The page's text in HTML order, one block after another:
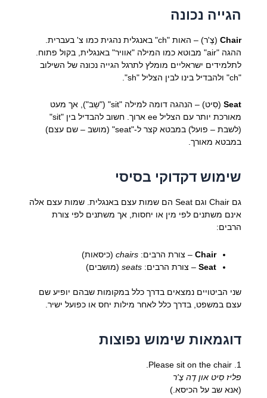
הגייה נכונה
Chair
(צֶ'ר) – האות "ch" באנגלית נהגית כמו צ' בעברית.
ההגה "air" מבוטא כמו המילה "אוויר" באנגלית, בקול פתוח.
לתלמידים ישראליים מומלץ לתרגל הגייה נכונה של השילוב
"ch" ולהבדיל בינו לבין הצליל "sh".
Seat
(סִיט) – הנהגה דומה למילה "sit" ("שֵב"), אך מעט
מאורכת יותר עם הצליל ee ארוך. חשוב להבדיל בין "sit"
(לשבת – פועל) במבטא קצר ל-"seat" (מושב – שם עצם)
במבטא מאורך.
שימוש דקדוקי בסיסי
גם Chair וגם Seat הם שמות עצם באנגלית. שמות עצם אלה
אינם משתנים לפי מין או יחסות, אך משתנים לפי צורת
הרבים:
Chair– צורת הרבים: chairs(כיסאות)
Seat– צורת הרבים: seats(מושבים)
שני הביטויים נמצאים בדרך כלל במקומות שבהם יופיע שם
עצם במשפט, בדרך כלל לאחר מילות יחס או כפועל ישיר.
דוגמאות שימוש נפוצות
1. Please sit on the chair.
פליז סִיט און דֶה צֶ'ר
(אנא שב על הכיסא.)